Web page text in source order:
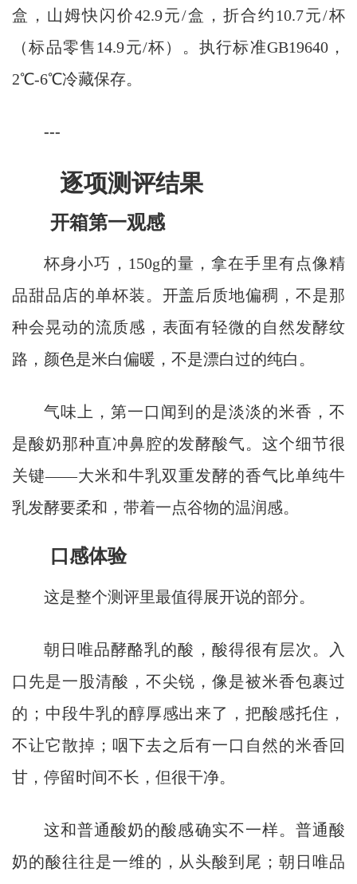
盒，山姆快闪价42.9元/盒，折合约10.7元/杯
（标品零售14.9元/杯）。执行标准GB19640，
2℃-6℃冷藏保存。
---
逐项测评结果
开箱第一观感
杯身小巧，150g的量，拿在手里有点像精
品甜品店的单杯装。开盖后质地偏稠，不是那
种会晃动的流质感，表面有轻微的自然发酵纹
路，颜色是米白偏暖，不是漂白过的纯白。
气味上，第一口闻到的是淡淡的米香，不
是酸奶那种直冲鼻腔的发酵酸气。这个细节很
关键——大米和牛乳双重发酵的香气比单纯牛
乳发酵要柔和，带着一点谷物的温润感。
口感体验
这是整个测评里最值得展开说的部分。
朝日唯品酵酪乳的酸，酸得很有层次。入
口先是一股清酸，不尖锐，像是被米香包裹过
的；中段牛乳的醇厚感出来了，把酸感托住，
不让它散掉；咽下去之后有一口自然的米香回
甘，停留时间不长，但很干净。
这和普通酸奶的酸感确实不一样。普通酸
奶的酸往往是一维的，从头酸到尾；朝日唯品